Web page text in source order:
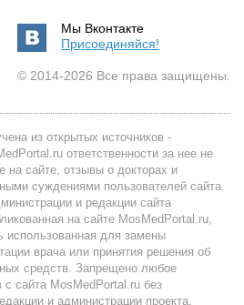
Мы Вконтакте
Присоединяйся!
© 2014-2026 Все права защищены.
из открытых источников -
ответственности за нее не
на сайте, отзывы о докторах и
суждениями пользователей сайта
и редакции сайта
на сайте MosMedPortal.ru,
для замены
врача или принятия решения об
средств. Запрещено любое
с сайта MosMedPortal.ru без
и администрации проекта.